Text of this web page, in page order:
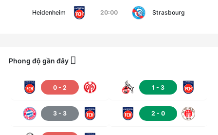
Heidenheim 20:00 Strasbourg
Phong độ gần đây
0- 2 1 -3
3- 3 2 -0